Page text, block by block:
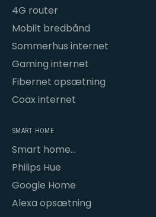
4G router
Mobilt bredbånd
Sommerhus internet
Gaming internet
Fibernet opsætning
Coax internet
SMART HOME
Smart home
opsætning
Philips Hue
Google Home
Alexa opsætning